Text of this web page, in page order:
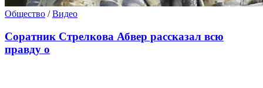
Общество /Видео
Соратник Стрелкова Абвер рассказал всю
правду о